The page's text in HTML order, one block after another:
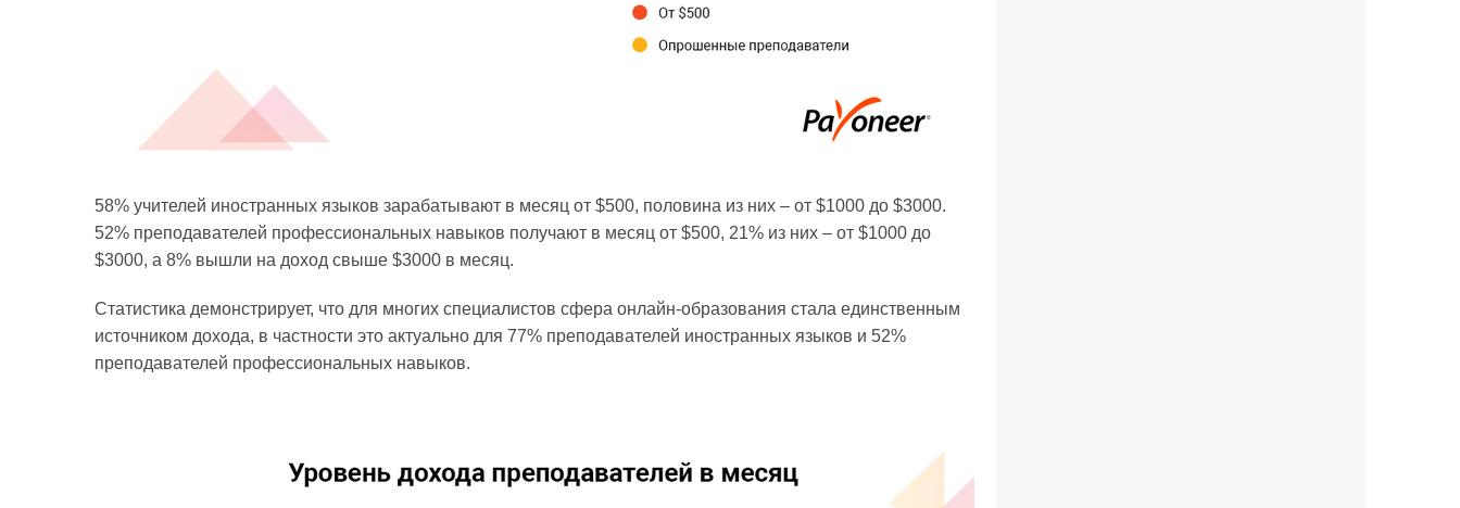
58% учителей иностранных языков зарабатывают в месяц от $500, половина из них – от $1000 до $3000.
52% преподавателей профессиональных навыков получают в месяц от $500, 21% из них – от $1000 до
$3000, а 8% вышли на доход свыше $3000 в месяц.
Статистика демонстрирует, что для многих специалистов сфера онлайн-образования стала единственным
источником дохода, в частности это актуально для 77% преподавателей иностранных языков и 52%
преподавателей профессиональных навыков.